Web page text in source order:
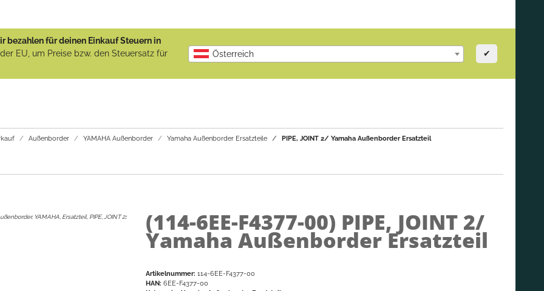
bezahlen für deinen Einkauf Steuern in
EU, um Preise bzw. den Steuersatz für
Österreich ✔
Außenborder YAMAHA Außenborder Yamaha Außenborder Ersatzteile PIPE, JOINT 2/ Yamaha Außenborder Ersatzteil
YAMAHA, Ersatzteil, PIPE, JOINT 2: (114-6EE-F4377-00) PIPE, JOINT 2/
Yamaha Außenborder Ersatzteil
Artikelnummer: 114-6EE-F4377-00
HAN: 6EE-F4377-00